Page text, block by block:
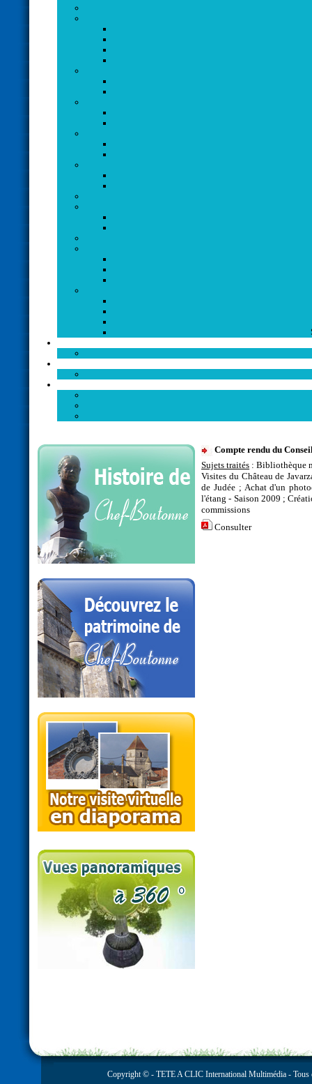
Compte rendu du
Sujets traités : Bibliothèque
Visites du Château de
de Judée ; Achat d'un
l'étang - Saison 2009 ;
commissions
Consulter
Copyright © - TETE A CLIC International Multimédia - Tous